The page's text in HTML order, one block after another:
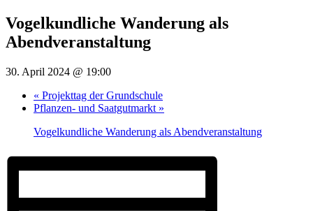
Vogelkundliche Wanderung als
Abendveranstaltung
30. April 2024 @ 19:00
« Projekttag der Grundschule
Pflanzen- und Saatgutmarkt »
Vogelkundliche Wanderung als Abendveranstaltung